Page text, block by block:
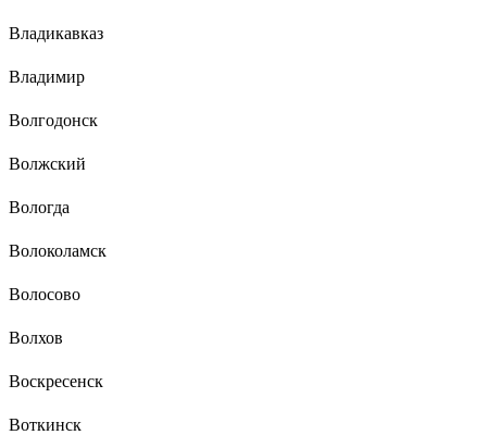
Владикавказ
Владимир
Волгодонск
Волжский
Вологда
Волоколамск
Волосово
Волхов
Воскресенск
Воткинск